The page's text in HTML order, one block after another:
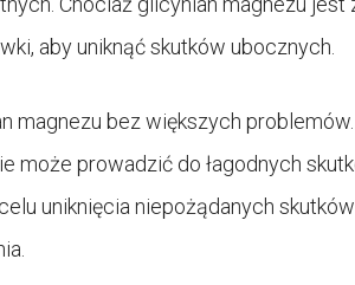
aby uniknąć skutków ubocznych.
magnezu bez większych
może prowadzić do łagodnych
uniknięcia niepożądanych